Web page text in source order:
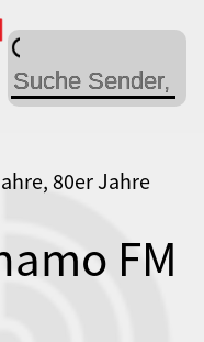
80er Jahre
FM